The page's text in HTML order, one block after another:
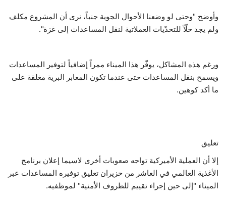
وأوضح "وحتى لو وضعنا الأحوال الجوية جنباً، نرى أن المشروع مكلف
ولم يجد حلّاً للتحدّيات العملاتية لنقل المساعدات إلى غزة".
ورغم هذه المشاكل، يوفّر هذا الميناء ممراً إضافياً لتوفير المساعدات
ويسمح بنقل المساعدات حتى عندما تكون المعابر البرية مغلقة على
ما أكد كوهين.
تعليق
إلا أن العملية الأميركية تواجه صعوبات أخرى لاسيما إعلان برنامج
الأغذية العالمي في العاشر من حزيران تعليق توفيره المساعدات عبر
الميناء "إلى حين إجراء تقييم للظروف الأمنية" لموظفيه.